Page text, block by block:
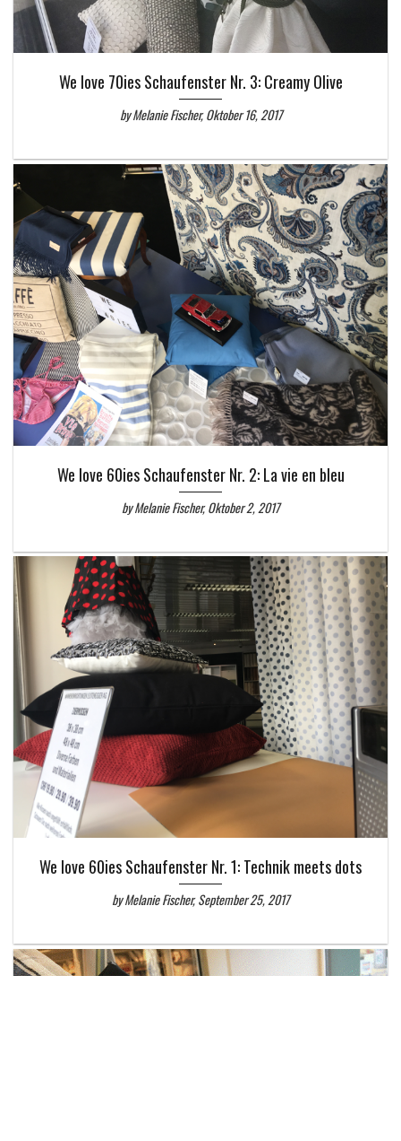
We love 70ies Schaufenster Nr. 3: Creamy Olive
by Melanie Fischer, Oktober 16, 2017
We love 60ies Schaufenster Nr. 2: La vie en bleu
by Melanie Fischer, Oktober 2, 2017
We love 60ies Schaufenster Nr. 1: Technik meets dots
by Melanie Fischer, September 25, 2017